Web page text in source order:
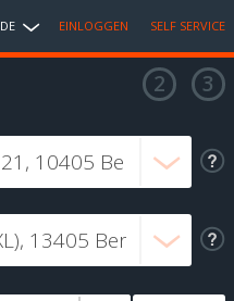
DE EINLOGGEN SELF SERVICE